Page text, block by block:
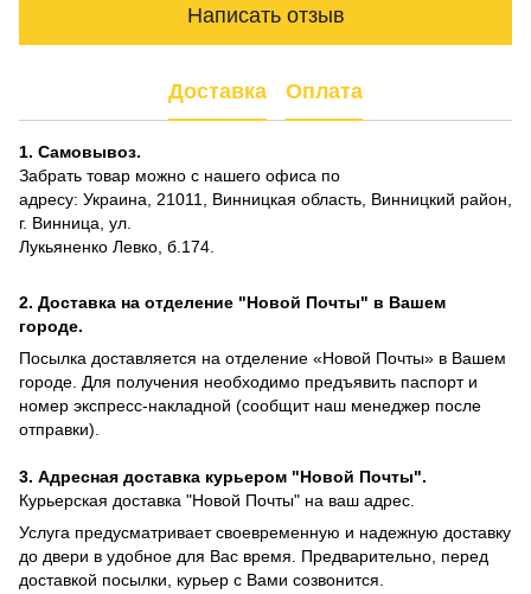
Написать отзыв
Доставка Оплата
1. Самовывоз.
Забрать товар можно с нашего офиса по
адресу: Украина, 21011, Винницкая область, Винницкий район,
г. Винница, ул.
Лукьяненко Левко, б.174.
2. Доставка на отделение "Новой Почты" в Вашем
городе.
Посылка доставляется на отделение «Новой Почты» в Вашем
городе. Для получения необходимо предъявить паспорт и
номер экспресс-накладной (сообщит наш менеджер после
отправки).
3. Адресная доставка курьером "Новой Почты".
Курьерская доставка "Новой Почты" на ваш адрес.
Услуга предусматривает своевременную и надежную доставку
до двери в удобное для Вас время. Предварительно, перед
доставкой посылки, курьер с Вами созвонится.